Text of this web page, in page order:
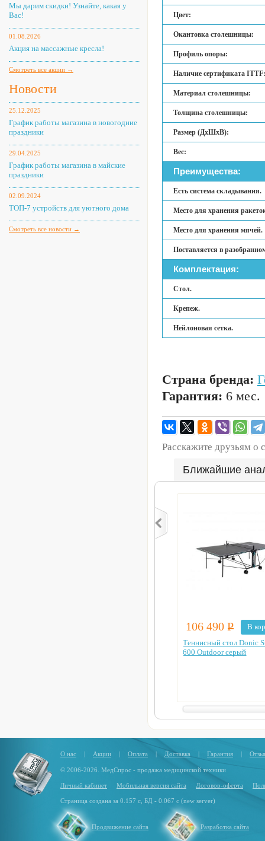
Мы дарим скидки! Узнайте, какая у
Вас!
01.08.2026
Акция на массажные кресла!
Смотреть все акции →
Новости
25.12.2025
График работы магазина в новогодние
праздники
29.04.2025
График работы магазина в майские
праздники
02.09.2024
ТОП-7 устройств для уютного дома
Смотреть все новости →
Цвет:
Окантовка столешницы:
Профиль опоры:
Наличие сертификата ITTF:
Материал столешницы:
Толщина столешницы:
Размер (ДхШхВ):
Вес:
Преимущества:
Есть система складывания.
Место для хранения
Место для хранения мячей.
Поставляется в
Комплектация:
Стол.
Крепеж.
Нейлоновая сетка.
Страна бренда:
Гарантия: 6 мес.
Расскажите друзьям о
Ближайшие
106 490Р
В
Теннисный стол Donic
600 Outdoor серый
О нас | Акции | Оплата | Доставка | Гарантия |
© 2006-2026. МедСпрос - продажа медицинской техники
Личный кабинет Мобильная версия сайта Договор-оферта
Страница создана за 0.157 с, БД - 0.067 с (new server)
Продвижение сайта Разработка сайта